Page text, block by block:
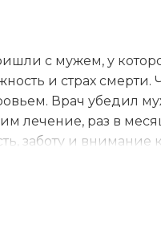
с мужем, у
и страх смерти.
Врач убедил
лечение, раз в
заботу и внимание
лечение.